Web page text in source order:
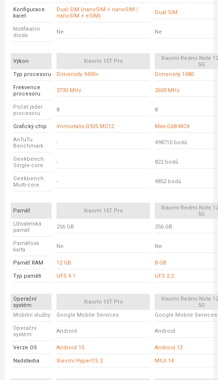
Konfigurace
karet
Dual SIM (nanoSIM + nanoSIM /
nanoSIM + eSIM)
Dual SIM
Notifikační
dioda
Ne Ne
Výkon Xiaomi 15T Pro
Xiaomi Redmi Note
5G
Typ procesoru
Dimensity 9400+ Dimensity 1080
Frekvence
procesoru
3730 MHz 2600 MHz
Počet jader
procesoru
8 8
Grafický chip Immortalis-G925 MC12 Mali-G68 MC4
AnTuTu
Benchmark
- 498710 bodů
Geekbench
Single-core
- 822 bodů
Geekbench
Multi-core
- 4852 bodů
Paměť Xiaomi 15T Pro
Xiaomi Redmi Note
5G
Uživatelská
paměť
256 GB 256 GB
Paměťová
karta
Ne Ne
Paměť RAM 12 GB 8 GB
Typ paměti UFS 4.1 UFS 2.2
Operační
systém
Xiaomi 15T Pro
Xiaomi Redmi Note
5G
Mobilní služby
Google Mobile Services Google Mobile Services
Operační
systém
Android Android
Verze OS Android 15 Android 12
Nadstavba Xiaomi HyperOS 2 MIUI 14